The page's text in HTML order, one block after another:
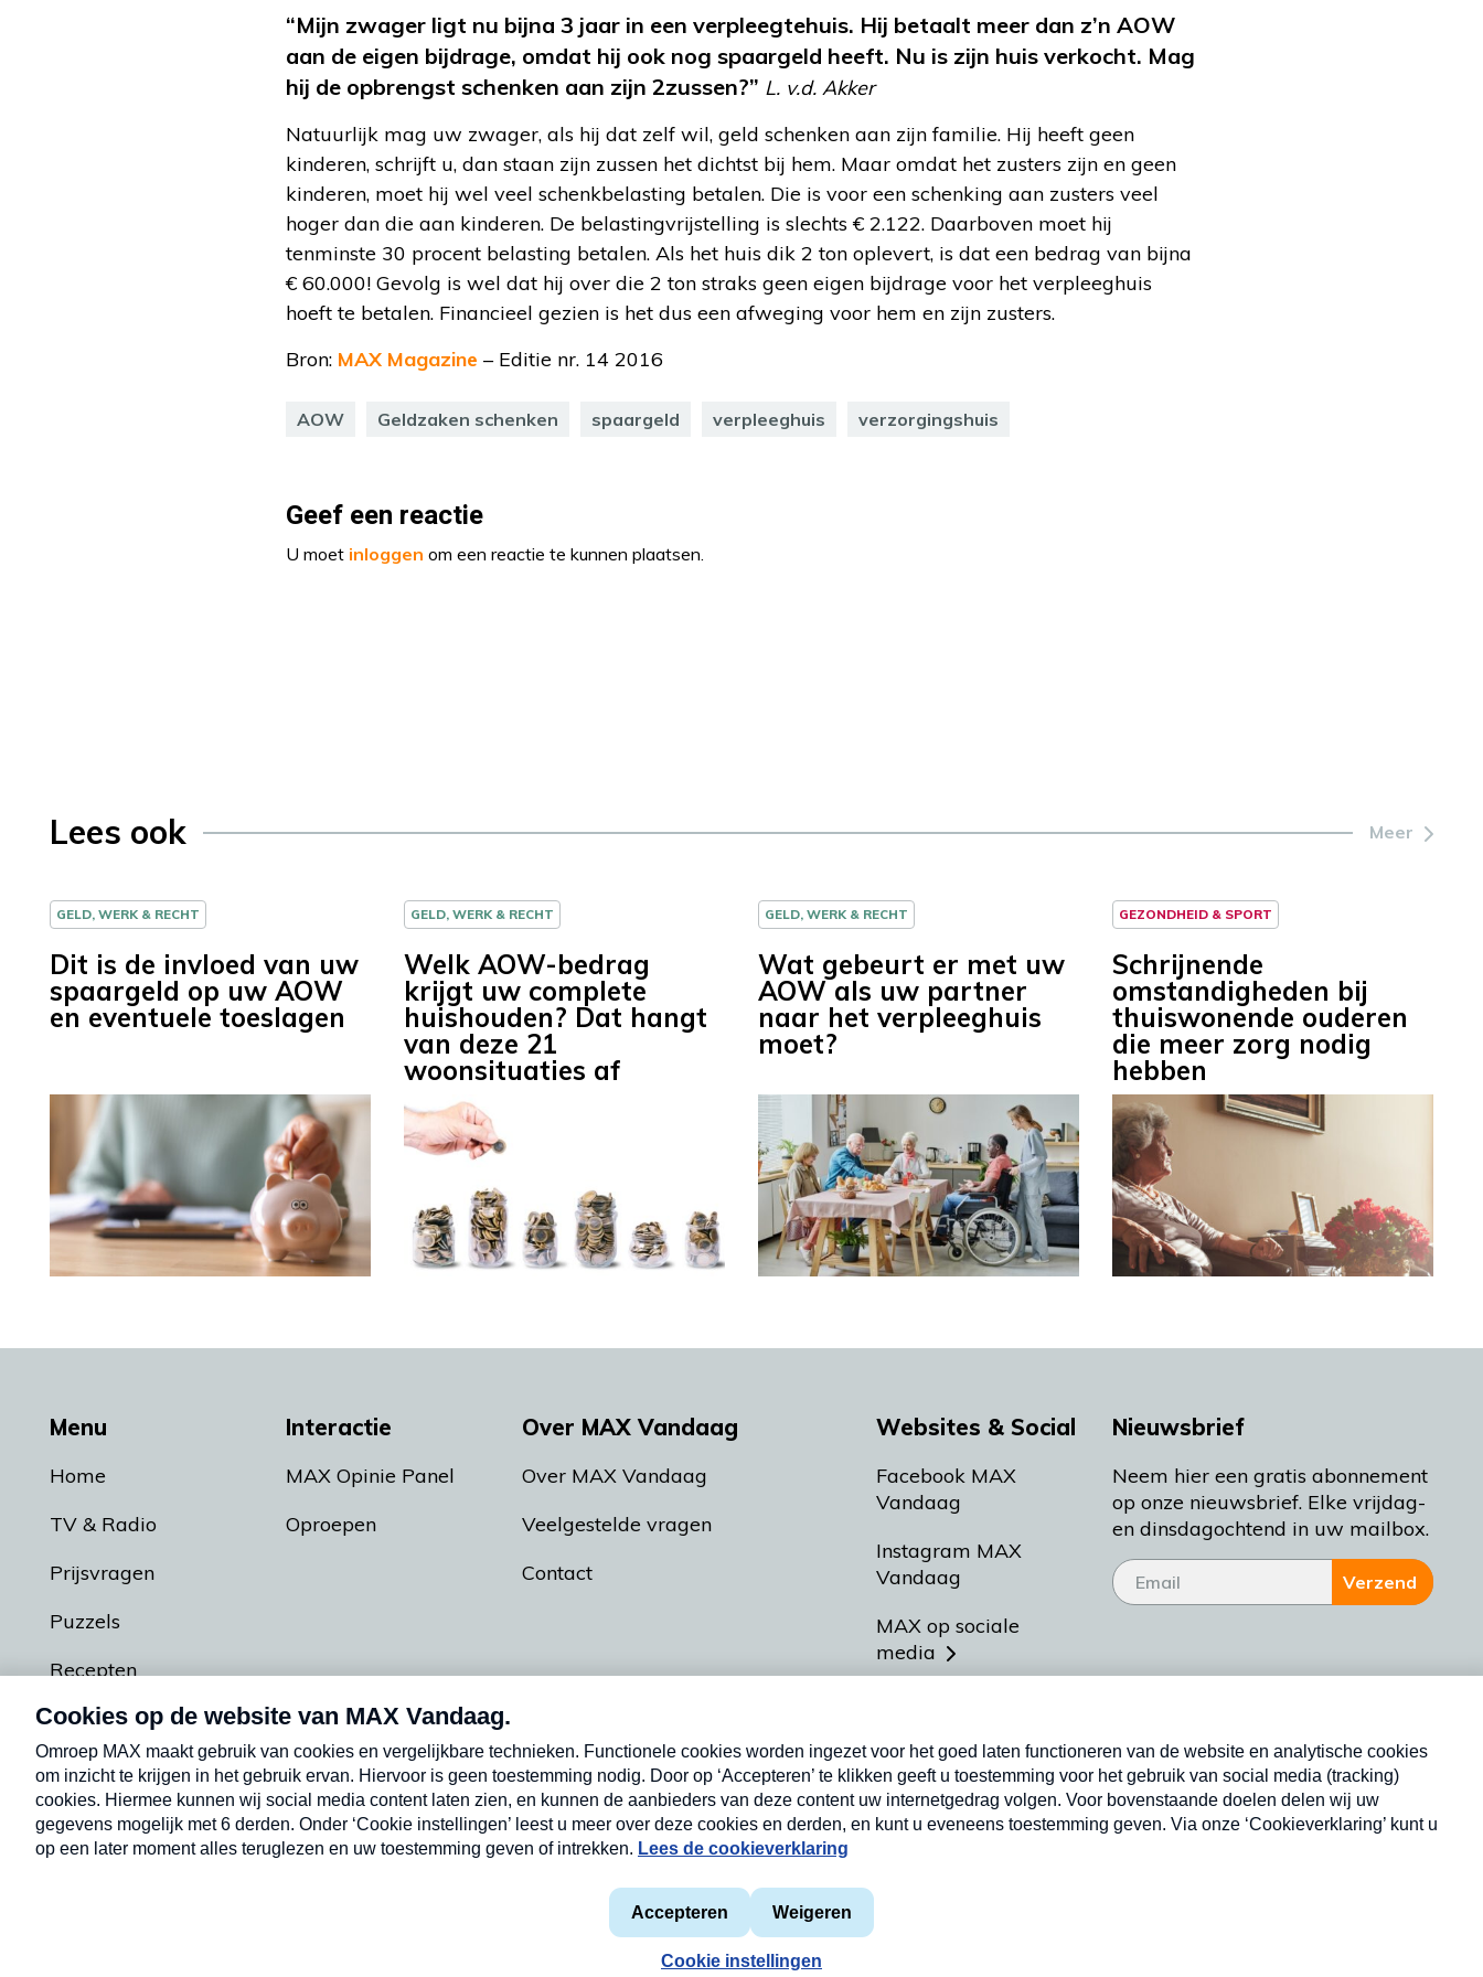
“Mijn zwager ligt nu bijna 3 jaar in een verpleegtehuis. Hij betaalt meer dan z’n AOW
aan de eigen bijdrage, omdat hij ook nog spaargeld heeft. Nu is zijn huis verkocht. Mag
hij de opbrengst schenken aan zijn 2zussen?” L. v.d. Akker
Natuurlijk mag uw zwager, als hij dat zelf wil, geld schenken aan zijn familie. Hij heeft geen
kinderen, schrijft u, dan staan zijn zussen het dichtst bij hem. Maar omdat het zusters zijn en geen
kinderen, moet hij wel veel schenkbelasting betalen. Die is voor een schenking aan zusters veel
hoger dan die aan kinderen. De belastingvrijstelling is slechts € 2.122. Daarboven moet hij
tenminste 30 procent belasting betalen. Als het huis dik 2 ton oplevert, is dat een bedrag van bijna
€ 60.000! Gevolg is wel dat hij over die 2 ton straks geen eigen bijdrage voor het verpleeghuis
hoeft te betalen. Financieel gezien is het dus een afweging voor hem en zijn zusters.
Bron: MAX Magazine – Editie nr. 14 2016
AOW Geldzaken schenken spaargeld verpleeghuis verzorgingshuis
Geef een reactie
U moet inloggen om een reactie te kunnen plaatsen.
Lees ook Meer
GELD, WERK & RECHT
Dit is de invloed van uw
spaargeld op uw AOW
en eventuele toeslagen
GELD, WERK & RECHT
Welk AOW-bedrag
krijgt uw complete
huishouden? Dat hangt
van deze 21
woonsituaties af
GELD, WERK & RECHT
Wat gebeurt er met uw
AOW als uw partner
naar het verpleeghuis
moet?
GEZONDHEID & SPORT
Schrijnende
omstandigheden bij
thuiswonende ouderen
die meer zorg nodig
hebben
Menu
Home
TV & Radio
Prijsvragen
Puzzels
Recepten
Podcasts
Interactie
MAX Opinie Panel
Oproepen
Over MAX Vandaag
Over MAX Vandaag
Veelgestelde vragen
Contact
Websites & Social
Facebook MAX
Vandaag
Instagram MAX
Vandaag
MAX op sociale
media
Meldpunt Actueel
Heel Holland Bakt
Nieuwsbrief
Neem hier een gratis abonnement
op onze nieuwsbrief. Elke vrijdag-
en dinsdagochtend in uw mailbox.
Verzend
Privacyverklaring
Cookieverklaring
Nieuwsbrief
Neem hier een gratis abonnement op onze